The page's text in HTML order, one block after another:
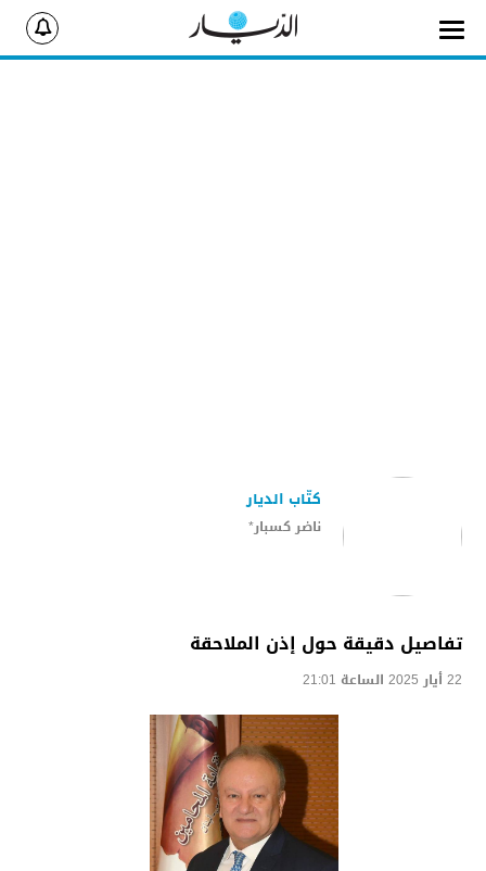
ناضر كسبار*
كتّاب الديار
تفاصيل دقيقة حول إذن الملاحقة
22 أيار 2025 الساعة 21:01